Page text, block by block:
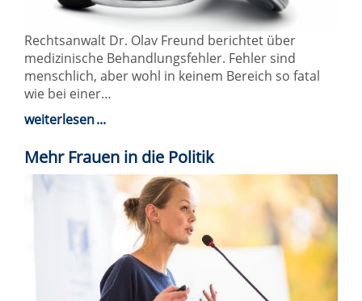
Rechtsanwalt Dr. Olav Freund berichtet über
medizinische Behandlungsfehler. Fehler sind
menschlich, aber wohl in keinem Bereich so fatal
wie bei einer…
weiterlesen
Mehr Frauen in die Politik